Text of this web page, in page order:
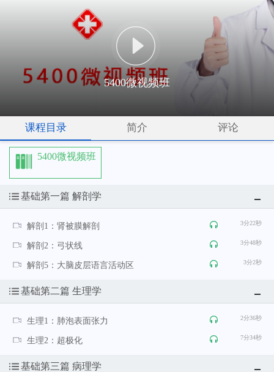
5400微视频班
课程目录 简介 评论
5400微视频班
基础第一篇 解剖学
3分22秒
解剖1：肾被膜解剖
3分48秒
解剖2：弓状线
3分2秒
解剖5：大脑皮层语言活动区
基础第二篇 生理学
2分36秒
生理1：肺泡表面张力
7分34秒
生理2：超极化
基础第三篇 病理学